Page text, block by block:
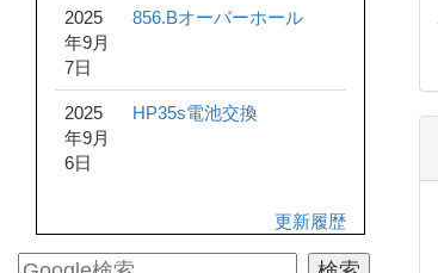
2025
年9月
7日
856.Bオーバーホール
2025
年9月
6日
HP35s電池交換
更新履歴